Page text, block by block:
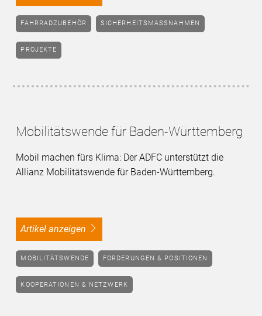
FAHRRADZUBEHÖR SICHERHEITSMASSNAHMEN
PROJEKTE
Mobilitätswende für Baden-Württemberg
Mobil machen fürs Klima: Der ADFC unterstützt die
Allianz Mobilitätswende für Baden-Württemberg.
Artikel anzeigen
MOBILITÄTSWENDE FORDERUNGEN & POSITIONEN
KOOPERATIONEN & NETZWERK